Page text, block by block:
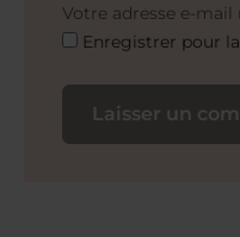
Votre adresse e-mail
Enregistrer pour